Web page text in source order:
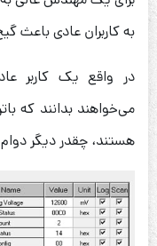
به کاربران عادی
در واقع یک کاربر
می‌خواهند بدانند که
هستند، چقدر دیگر